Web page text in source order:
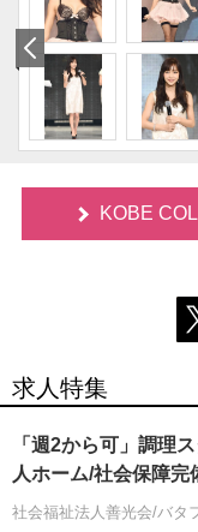
KOBE
求人特集
「週2から可」調理
人ホーム/社会保障完
社会福祉法人善光会/バタ